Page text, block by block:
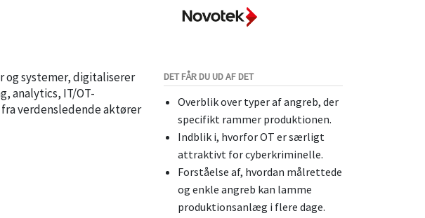
og systemer, digitaliserer
analytics, IT/OT-
verdensledende aktører
DET FÅR DU UD AF DET
Overblik over typer af angreb, der
specifikt rammer produktionen.
Indblik i, hvorfor OT er særligt
attraktivt for cyberkriminelle.
Forståelse af, hvordan målrettede
og enkle angreb kan lamme
produktionsanlæg i flere dage.